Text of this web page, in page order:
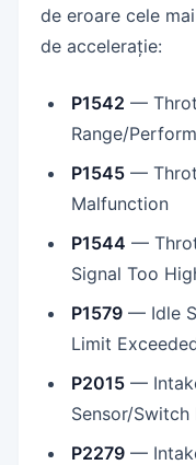
de eroare cele
de accelerație:
P1542 —
Range/
P1545 —
Malfunction
P1544 —
Signal Too
P1579 — Idle
Limit
P2015 —
Sensor/
P2279 —